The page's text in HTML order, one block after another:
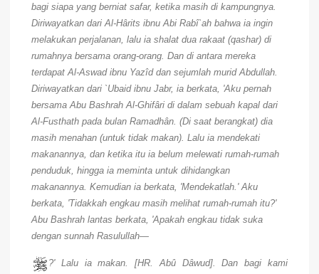
bagi siapa yang berniat safar, ketika masih di kampungnya.
Diriwayatkan dari Al-Hârits ibnu Abi Rabî`ah bahwa ia ingin
melakukan perjalanan, lalu ia shalat dua rakaat (qashar) di
rumahnya bersama orang-orang. Dan di antara mereka
terdapat Al-Aswad ibnu Yazîd dan sejumlah murid Abdullah.
Diriwayatkan dari `Ubaid ibnu Jabr, ia berkata, 'Aku pernah
bersama Abu Bashrah Al-Ghifâri di dalam sebuah kapal dari
Al-Fusthath pada bulan Ramadhân. (Di saat berangkat) dia
masih menahan (untuk tidak makan). Lalu ia mendekati
makanannya, dan ketika itu ia belum melewati rumah-rumah
penduduk, hingga ia meminta untuk dihidangkan
makanannya. Kemudian ia berkata, 'Mendekatlah.' Aku
berkata, 'Tidakkah engkau masih melihat rumah-rumah itu?'
Abu Bashrah lantas berkata, 'Apakah engkau tidak suka
dengan sunnah Rasulullah—
?' Lalu ia makan. [HR. Abû Dâwud]. Dan bagi kami